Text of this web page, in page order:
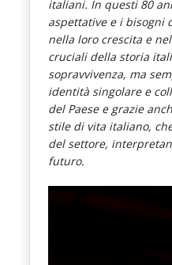
italiani. In questi 80
aspettative e i bisogni
nella loro crescita e
cruciali della storia
sopravvivenza, ma
identità singolare e
del Paese e grazie
stile di vita italiano,
del settore,
futuro.